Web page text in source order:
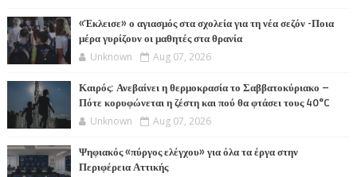
«Έκλεισε» ο αγιασμός στα σχολεία για τη νέα σεζόν -Ποια
μέρα γυρίζουν οι μαθητές στα θρανία
Unknown Aug 07, 2026
Καιρός: Ανεβαίνει η θερμοκρασία το Σαββατοκύριακο –
Πότε κορυφώνεται η ζέστη και πού θα φτάσει τους 40°C
Unknown Aug 07, 2026
Ψηφιακός «πύργος ελέγχου» για όλα τα έργα στην
Περιφέρεια Αττικής